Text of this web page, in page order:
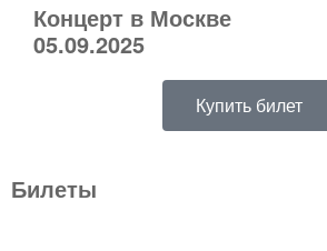
Концерт в Москве
05.09.2025
Купить билет
Билеты